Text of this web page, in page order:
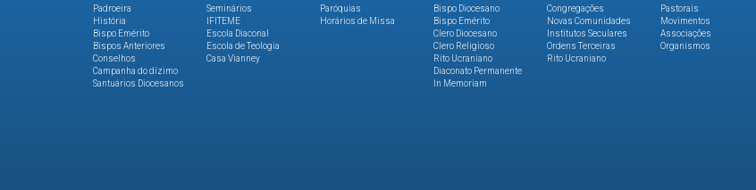
Padroeira
História
Bispo Emérito
Bispos Anteriores
Conselhos
Campanha do dízimo
Santuários Diocesanos
Seminários
IFITEME
Escola Diaconal
Escola de Teologia
Casa Vianney
Paróquias
Horários de Missa
Bispo Diocesano
Bispo Emérito
Clero Diocesano
Clero Religioso
Rito Ucraniano
Diaconato Permanente
In Memoriam
Congregações
Novas Comunidades
Institutos Seculares
Ordens Terceiras
Rito Ucraniano
Pastorais
Movimentos
Associações
Organismos